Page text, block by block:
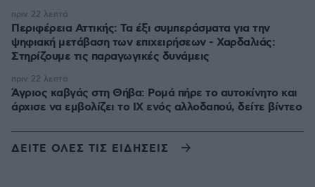
Περιφέρεια Αττικής: Τα έξι συμπεράσματα για την
ψηφιακή μετάβαση των επιχειρήσεων - Χαρδαλιάς:
Στηρίζουμε τις παραγωγικές δυνάμεις
πριν 22 λεπτά
Άγριος καβγάς στη Θήβα: Ρομά πήρε το αυτοκίνητο και
άρχισε να εμβολίζει το ΙΧ ενός αλλοδαπού, δείτε βίντεο
πριν 22 λεπτά
ΔΕΙΤΕ ΟΛΕΣ ΤΙΣ ΕΙΔΗΣΕΙΣ